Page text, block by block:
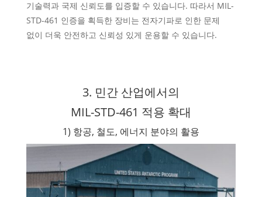
기술력과 국제 신뢰도를 입증할 수 있습니다. 따라서 MIL-
STD-461 인증을 획득한 장비는 전자기파로 인한 문제
없이 더욱 안전하고 신뢰성 있게 운용할 수 있습니다.
3. 민간 산업에서의
MIL-STD-461 적용 확대
1) 항공, 철도, 에너지 분야의 활용